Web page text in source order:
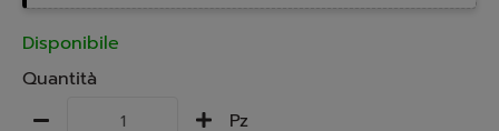
Disponibile
Quantità
Pz